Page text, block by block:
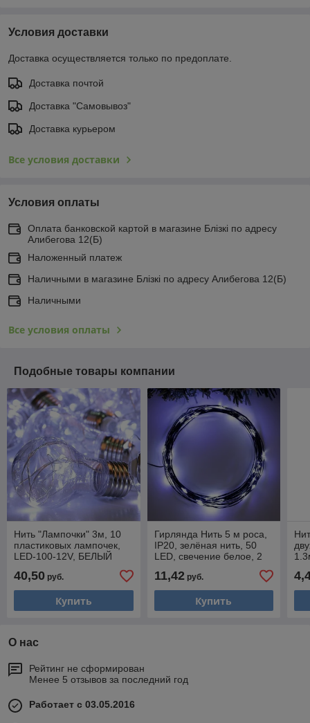
Условия доставки
Доставка осуществляется только по предоплате.
Доставка почтой
Доставка "Самовывоз"
Доставка курьером
Все условия доставки
Условия оплаты
Оплата банковской картой в магазине Блiзкi по адресу
Алибегова 12(Б)
Наложенный платеж
Наличными в магазине Блiзкi по адресу Алибегова 12(Б)
Наличными
Все условия оплаты
Подобные товары компании
Нить "Лампочки" 3м, 10
пластиковых лампочек,
LED-100-12V, БЕЛЫЙ
40,50 руб.
Купить
Гирлянда Нить 5 м роса,
IP20, зелёная нить, 50
LED, свечение белое, 2
11,42руб.
Купить
О нас
Рейтинг не сформирован
Менее 5 отзывов за последний год
Работает с 03.05.2016